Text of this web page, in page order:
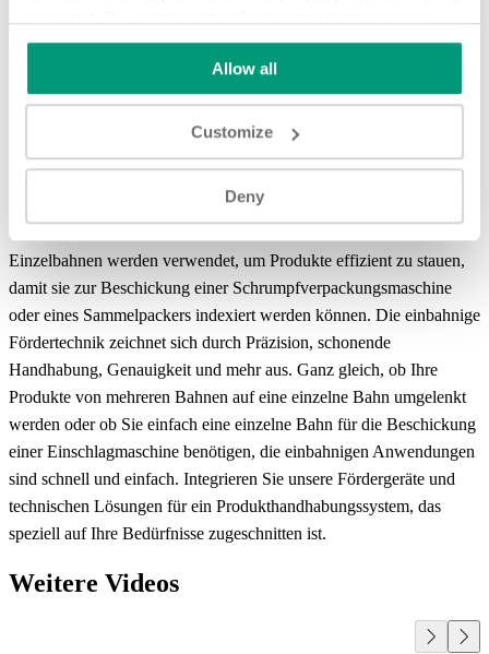
choose the individual categories of cookies you want to
Read the complete cookie policy.
Allow all
Customize
Deny
Play
Einzelbahnen werden verwendet, um Produkte effizient zu stauen,
damit sie zur Beschickung einer Schrumpfverpackungsmaschine
oder eines Sammelpackers indexiert werden können. Die einbahnige
Fördertechnik zeichnet sich durch Präzision, schonende
Handhabung, Genauigkeit und mehr aus. Ganz gleich, ob Ihre
Produkte von mehreren Bahnen auf eine einzelne Bahn umgelenkt
werden oder ob Sie einfach eine einzelne Bahn für die Beschickung
einer Einschlagmaschine benötigen, die einbahnigen Anwendungen
sind schnell und einfach. Integrieren Sie unsere Fördergeräte und
technischen Lösungen für ein Produkthandhabungssystem, das
speziell auf Ihre Bedürfnisse zugeschnitten ist.
Weitere Videos